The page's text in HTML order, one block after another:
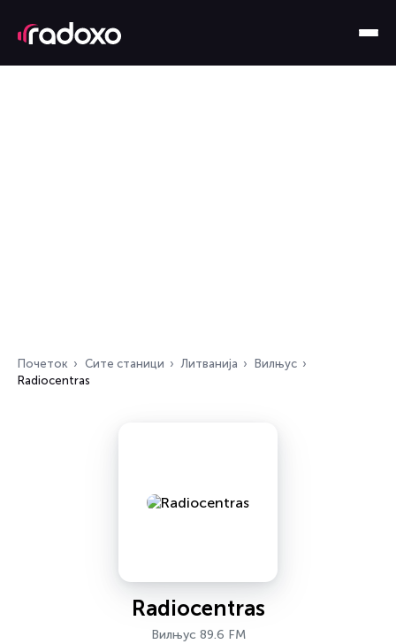
Почеток Сите станици Литванија
Вилњус
Radiocentras
Radiocentras
Вилњус 89.6 FM